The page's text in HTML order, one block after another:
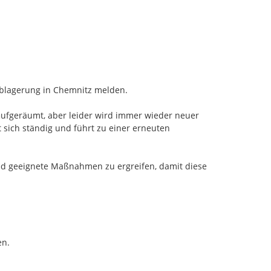
in Chemnitz melden.
aber leider wird immer wieder neuer
ständig und führt zu einer erneuten
geeignete Maßnahmen zu ergreifen, damit diese